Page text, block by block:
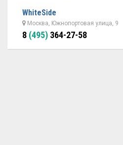
WhiteSide
Москва, Южнопортовая улица, 9
8 (495) 364-27-58